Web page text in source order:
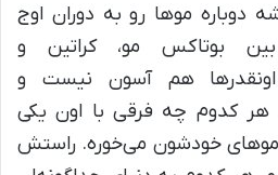
دوباره موها رو به دوران اوج
بوتاکس مو، کراتین و
اونقدرها هم آسون نیست و
هر کدوم چه فرقی با اون یکی
موهای خودشون می‌خوره. راستش